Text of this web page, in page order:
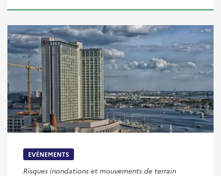
EVÉNEMENTS
Risques inondations et mouvements de terrain